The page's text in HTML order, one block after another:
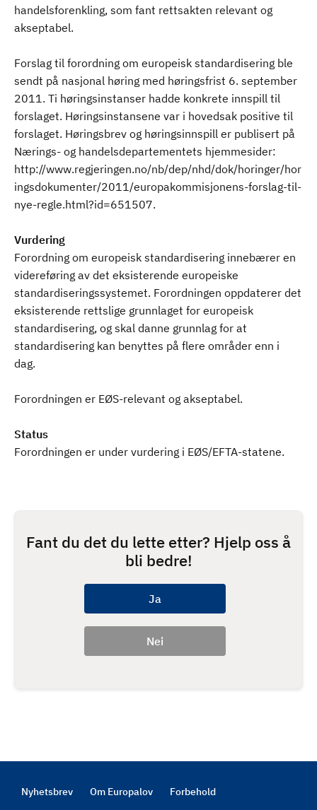
handelsforenkling, som fant rettsakten relevant og
akseptabel.
Forslag til forordning om europeisk standardisering ble
sendt på nasjonal høring med høringsfrist 6. september
2011. Ti høringsinstanser hadde konkrete innspill til
forslaget. Høringsinstansene var i hovedsak positive til
forslaget. Høringsbrev og høringsinnspill er publisert på
Nærings- og handelsdepartementets hjemmesider:
http://www.regjeringen.no/nb/dep/nhd/dok/horinger/hor
ingsdokumenter/2011/europakommisjonens-forslag-til-
nye-regle.html?id=651507.
Vurdering
Forordning om europeisk standardisering innebærer en
videreføring av det eksisterende europeiske
standardiseringssystemet. Forordningen oppdaterer det
eksisterende rettslige grunnlaget for europeisk
standardisering, og skal danne grunnlag for at
standardisering kan benyttes på flere områder enn i
dag.
Forordningen er EØS-relevant og akseptabel.
Status
Forordningen er under vurdering i EØS/EFTA-statene.
Fant du det du lette etter? Hjelp oss å
bli bedre!
Footer
Nyhetsbrev Om Europalov Forbehold